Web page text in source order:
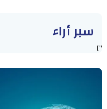
سبر أراء
"]